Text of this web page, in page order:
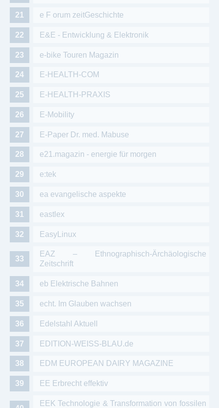
e F orum zeitGeschichte
E&E - Entwicklung & Elektronik
e-bike Touren Magazin
E-HEALTH-COM
E-HEALTH-PRAXIS
E-Mobility
E-Paper Dr. med. Mabuse
e21.magazin - energie für morgen
e:tek
ea evangelische aspekte
eastlex
EasyLinux
EAZ – Ethnographisch-Ärchäologische
Zeitschrift
eb Elektrische Bahnen
echt. Im Glauben wachsen
Edelstahl Aktuell
EDITION-WEISS-BLAU.de
EDM EUROPEAN DAIRY MAGAZINE
EE Erbrecht effektiv
EEK Technologie & Transformation von fossilen